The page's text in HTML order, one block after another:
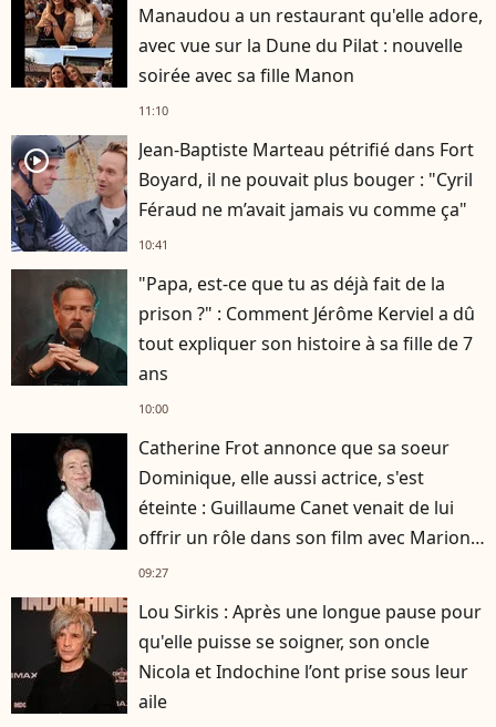
Manaudou a un restaurant qu'elle adore,
avec vue sur la Dune du Pilat : nouvelle
soirée avec sa fille Manon
11:10
player2
Jean-Baptiste Marteau pétrifié dans Fort
Boyard, il ne pouvait plus bouger : "Cyril
Féraud ne m’avait jamais vu comme ça"
10:41
"Papa, est-ce que tu as déjà fait de la
prison ?" : Comment Jérôme Kerviel a dû
tout expliquer son histoire à sa fille de 7
ans
10:00
Catherine Frot annonce que sa soeur
Dominique, elle aussi actrice, s'est
éteinte : Guillaume Canet venait de lui
offrir un rôle dans son film avec Marion
Cotillard
09:27
Lou Sirkis : Après une longue pause pour
qu'elle puisse se soigner, son oncle
Nicola et Indochine l’ont prise sous leur
aile